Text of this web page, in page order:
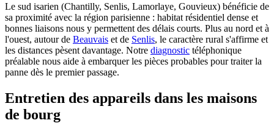
Le sud isarien (Chantilly, Senlis, Lamorlaye, Gouvieux) bénéficie de
sa proximité avec la région parisienne : habitat résidentiel dense et
bonnes liaisons nous y permettent des délais courts. Plus au nord et à
l'ouest, autour de Beauvais et de Senlis, le caractère rural s'affirme et
les distances pèsent davantage. Notre diagnostic téléphonique
préalable nous aide à embarquer les pièces probables pour traiter la
panne dès le premier passage.
Entretien des appareils dans les maisons
de bourg